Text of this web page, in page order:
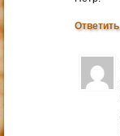
Ответить